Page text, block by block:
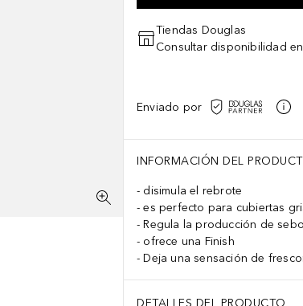
Tiendas Douglas
Consultar disponibilidad
Enviado por
INFORMACIÓN DEL
disimula el rebrote
es perfecto para cubiertas
Regula la producción de sebo
ofrece una Finish
Deja una sensación de
DETALLES DEL PRODUCTO